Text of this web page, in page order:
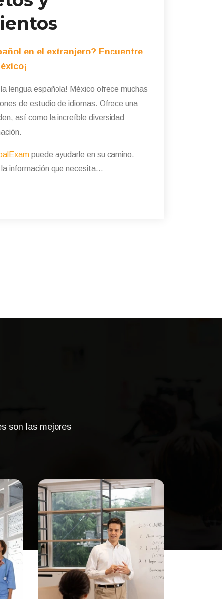
en el extranjero? Encuentre
lengua española! México ofrece muchas
de estudio de idiomas. Ofrece una
así como la increíble diversidad
puede ayudarle en su camino.
información que necesita…
son las mejores